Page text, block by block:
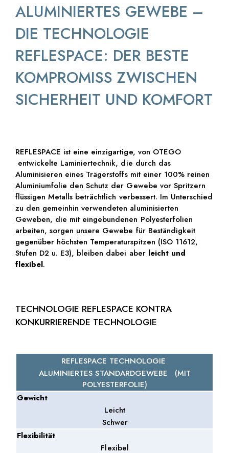
ALUMINIERTES GEWEBE –
DIE TECHNOLOGIE
REFLESPACE: DER BESTE
KOMPROMISS ZWISCHEN
SICHERHEIT UND KOMFORT
REFLESPACE ist eine einzigartige, von OTEGO
entwickelte Laminiertechnik, die durch das
Aluminisieren eines Trägerstoffs mit einer 100% reinen
Aluminiumfolie den Schutz der Gewebe vor Spritzern
flüssigen Metalls beträchtlich verbessert. Im Unterschied
zu den gemeinhin verwendeten aluminisierten
Geweben, die mit eingebundenen Polyesterfolien
arbeiten, sorgen unsere Gewebe für Beständigkeit
gegenüber höchsten Temperaturspitzen (ISO 11612,
Stufen D2 u. E3), bleiben dabei aberleicht und
flexibel.
TECHNOLOGIE REFLESPACE KONTRA
KONKURRIERENDE TECHNOLOGIE
REFLESPACE TECHNOLOGIE
ALUMINIERTES STANDARDGEWEBE (MIT
POLYESTERFOLIE)
Gewicht
Leicht
Schwer
Flexibilität
Flexibel